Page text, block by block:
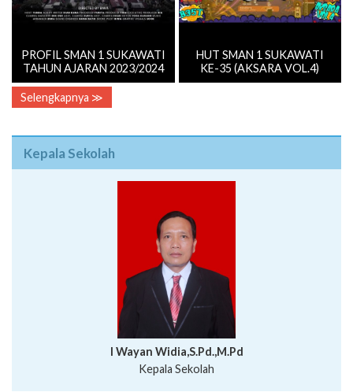
PROFIL SMAN 1 SUKAWATI
TAHUN AJARAN 2023/2024
HUT SMAN 1 SUKAWATI
KE-35 (AKSARA VOL.4)
Selengkapnya ≫
Kepala Sekolah
I Wayan Widia,S.Pd.,M.Pd
Kepala Sekolah